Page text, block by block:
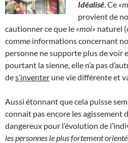
Idéalisé . Ce
provient de
cautionner ce que le «moi» naturel
comme informations concernant
personne ne supporte plus de voir
pourtant la sienne, elle n’a pas
des’inventer une vie différente et
Aussi étonnant que cela puisse
connait pas encore les agissement
dangereux pour l’évolution de
les personnes le plus fortement